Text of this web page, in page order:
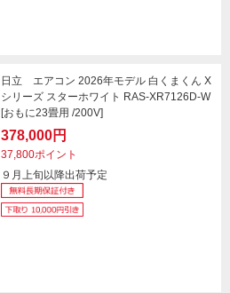
日立 エアコン 2026年モデル 白くまくん X
シリーズ スターホワイト RAS-XR7126D-W
[おもに23畳用 /200V]
378,000円
37,800ポイント
９月上旬以降出荷予定